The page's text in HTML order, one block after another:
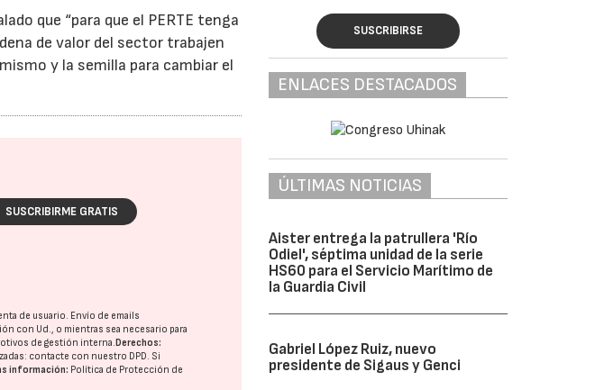
que “para que el PERTE tenga
de valor del sector trabajen
y la semilla para cambiar el
SUSCRIBIRME GRATIS
de usuario. Envío de emails
con Ud., o mientras sea necesario para
de gestión interna.Derechos:
contacte con nuestro DPD . Si
información: Política de Protección de
SUSCRIBIRSE
ENLACES DESTACADOS
ÚLTIMAS NOTICIAS
Aister entrega la patrullera 'Río
Odiel', séptima unidad de la serie
HS60 para el Servicio Marítimo de
la Guardia Civil
Gabriel López Ruiz, nuevo
presidente de Sigaus y Genci